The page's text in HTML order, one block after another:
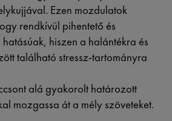
Ezen mozdulatok
rendkívül pihentető és
hiszen a halántékra és
található stressz-tartományra
alá gyakorolt határozott
mozgassa át a mély szöveteket.